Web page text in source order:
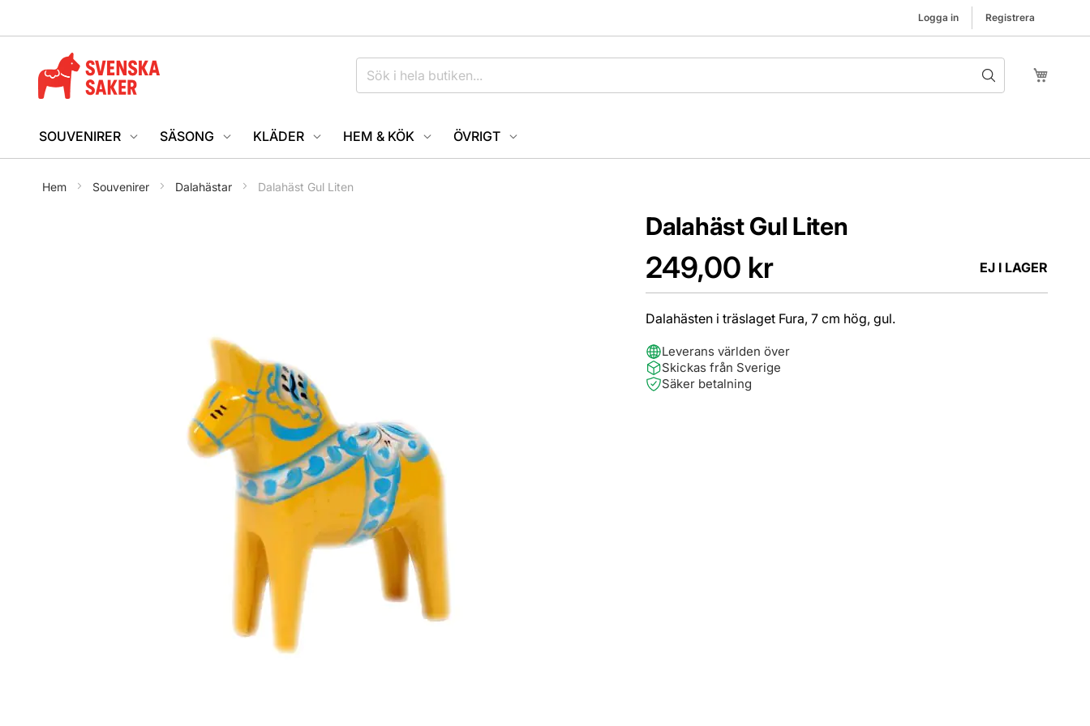
Logga in Registrera
Min
SOUVENIRER SÄSONG KLÄDER HEM & KÖK ÖVRIGT
Hem Souvenirer Dalahästar Dalahäst Gul Liten
Dalahäst Gul Liten
249,00 kr EJ I LAGER
Dalahästen i träslaget Fura, 7 cm hög, gul.
Leverans världen över
Skickas från Sverige
Säker betalning